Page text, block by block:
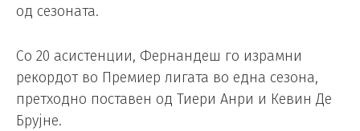
од сезоната.
Со 20 асистенции, Фернандеш го израмни
рекордот во Премиер лигата во една сезона,
претходно поставен од Тиери Анри и Кевин Де
Брујне.